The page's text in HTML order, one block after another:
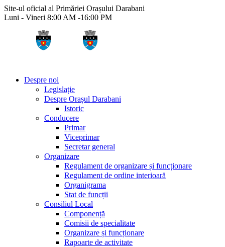
Site-ul oficial al Primăriei Orașului Darabani
Luni - Vineri 8:00 AM -16:00 PM
Despre noi
Legislație
Despre Orașul Darabani
Istoric
Conducere
Primar
Viceprimar
Secretar general
Organizare
Regulament de organizare și funcționare
Regulament de ordine interioară
Organigrama
Stat de funcții
Consiliul Local
Componență
Comisii de specialitate
Organizare și funcționare
Rapoarte de activitate